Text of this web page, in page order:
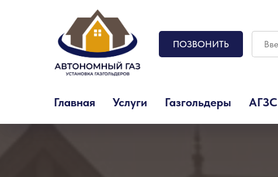
ПОЗВОНИТЬ
Главная Услуги Газгольдеры АГЗС